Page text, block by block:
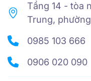
Tầng 14 - tòa
Trung,
0985 103 666
0906 020 090